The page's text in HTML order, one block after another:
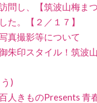
問し、【筑波山梅ま
た。【２／１７】
真撮影等について
朱印スタイル！筑波
)
人きものPresents 青